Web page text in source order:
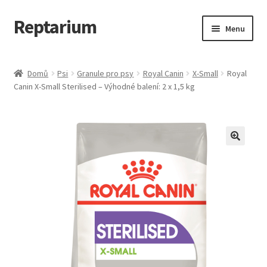
Přeskočit
na
Přejít
k
webu
Reptarium Menu
Košík
Malá zvířata — Klece, krmivo, vybavení
Domů Psi Granule pro psy Royal Canin X-Small
Royal
Canin X-Small Sterilised – Výhodné balení: 2 x 1,5 kg